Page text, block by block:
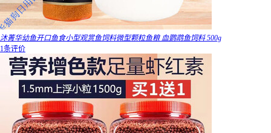
沐菁华幼鱼开口鱼食小型观赏鱼饲料微型颗粒鱼粮 血鹦鹉鱼饲料 500g
1条评价